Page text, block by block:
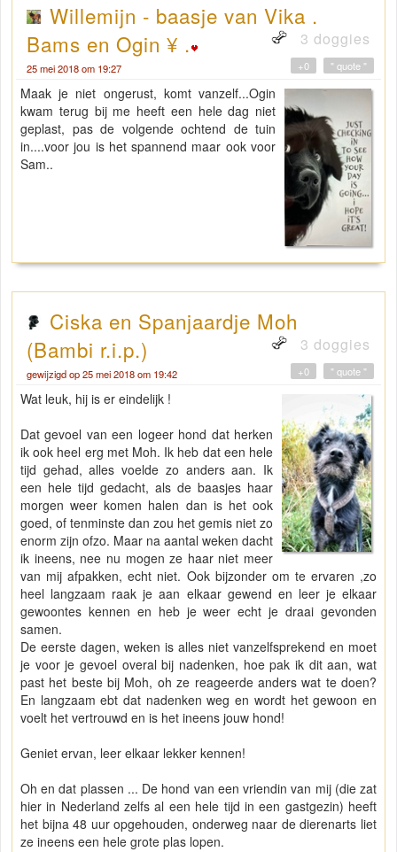
Willemijn - baasje van Vika .
Bams en Ogin ¥ .
3 doggies
25 mei 2018 om 19:27 " quote "
+0
Maak je niet ongerust, komt vanzelf...Ogin
kwam terug bij me heeft een hele dag niet
geplast, pas de volgende ochtend de tuin
in....voor jou is het spannend maar ook voor
Sam..
Ciska en Spanjaardje Moh
(Bambi r.i.p.)
3 doggies
gewijzigd op 25 mei 2018 om 19:42 " quote "
+0
Wat leuk, hij is er eindelijk !
Dat gevoel van een logeer hond dat herken
ik ook heel erg met Moh. Ik heb dat een hele
tijd gehad, alles voelde zo anders aan. Ik
een hele tijd gedacht, als de baasjes haar
morgen weer komen halen dan is het ook
goed, of tenminste dan zou het gemis niet zo
enorm zijn ofzo. Maar na aantal weken dacht
ik ineens, nee nu mogen ze haar niet meer
van mij afpakken, echt niet. Ook bijzonder om te ervaren ,zo
heel langzaam raak je aan elkaar gewend en leer je elkaar
gewoontes kennen en heb je weer echt je draai gevonden
samen.
De eerste dagen, weken is alles niet vanzelfsprekend en moet
je voor je gevoel overal bij nadenken, hoe pak ik dit aan, wat
past het beste bij Moh, oh ze reageerde anders wat te doen?
En langzaam ebt dat nadenken weg en wordt het gewoon en
voelt het vertrouwd en is het ineens jouw hond!
Geniet ervan, leer elkaar lekker kennen!
Oh en dat plassen ... De hond van een vriendin van mij (die zat
hier in Nederland zelfs al een hele tijd in een gastgezin) heeft
het bijna 48 uur opgehouden, onderweg naar de dierenarts liet
ze ineens een hele grote plas lopen.